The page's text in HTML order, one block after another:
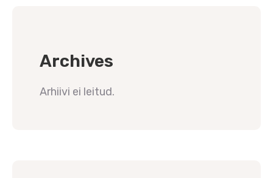
Archives
Arhiivi ei leitud.